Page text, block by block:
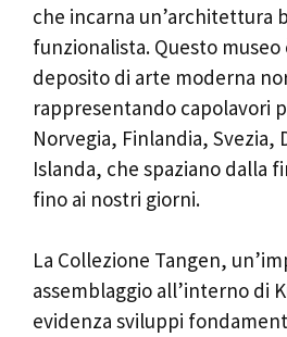
che incarna un’architettura
funzionalista. Questo
deposito di arte moderna
rappresentando capolavori
Norvegia, Finlandia, Svezia,
Islanda, che spaziano dalla
fino ai nostri giorni.
La Collezione Tangen,
assemblaggio all’interno di
evidenza sviluppi